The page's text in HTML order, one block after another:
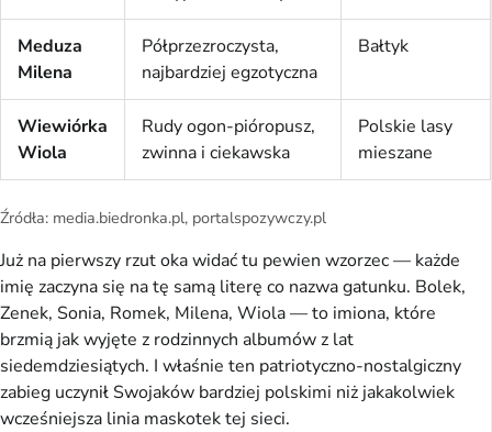
Meduza
Milena
Półprzezroczysta,
najbardziej egzotyczna
Bałtyk
Wiewiórka
Wiola
Rudy ogon-pióropusz,
zwinna i ciekawska
Polskie lasy
mieszane
Źródła: media.biedronka.pl, portalspozywczy.pl
Już na pierwszy rzut oka widać tu pewien wzorzec — każde
imię zaczyna się na tę samą literę co nazwa gatunku. Bolek,
Zenek, Sonia, Romek, Milena, Wiola — to imiona, które
brzmią jak wyjęte z rodzinnych albumów z lat
siedemdziesiątych. I właśnie ten patriotyczno-nostalgiczny
zabieg uczynił Swojaków bardziej polskimi niż jakakolwiek
wcześniejsza linia maskotek tej sieci.